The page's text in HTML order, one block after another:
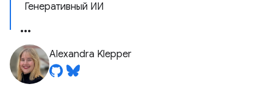
Генеративный ИИ
Alexandra Klepper